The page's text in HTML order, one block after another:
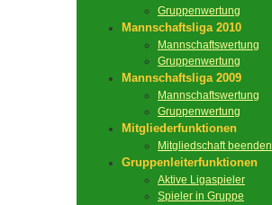
Gruppenwertung
Mannschaftsliga 2010
Mannschaftswertung
Gruppenwertung
Mannschaftsliga 2009
Mannschaftswertung
Gruppenwertung
Mitgliederfunktionen
Mitgliedschaft beenden
Gruppenleiterfunktionen
Aktive Ligaspieler
Spieler in Gruppe